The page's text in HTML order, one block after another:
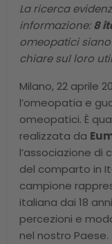
La ricerca
informazione:8
omeopatici
chiare sul loro
Milano, 22 aprile
l’omeopatia e
omeopatici. È
realizzata da
l’associazione di
del comparto in
campione
italiana dai 18
percezioni e
nel nostro Paese.